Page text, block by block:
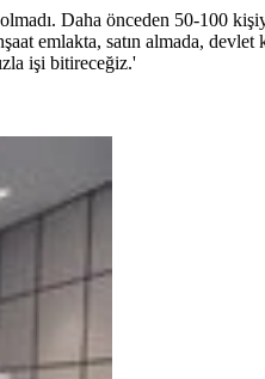
Daha önceden 50-100
emlakta, satın almada,
işi bitireceğiz.'